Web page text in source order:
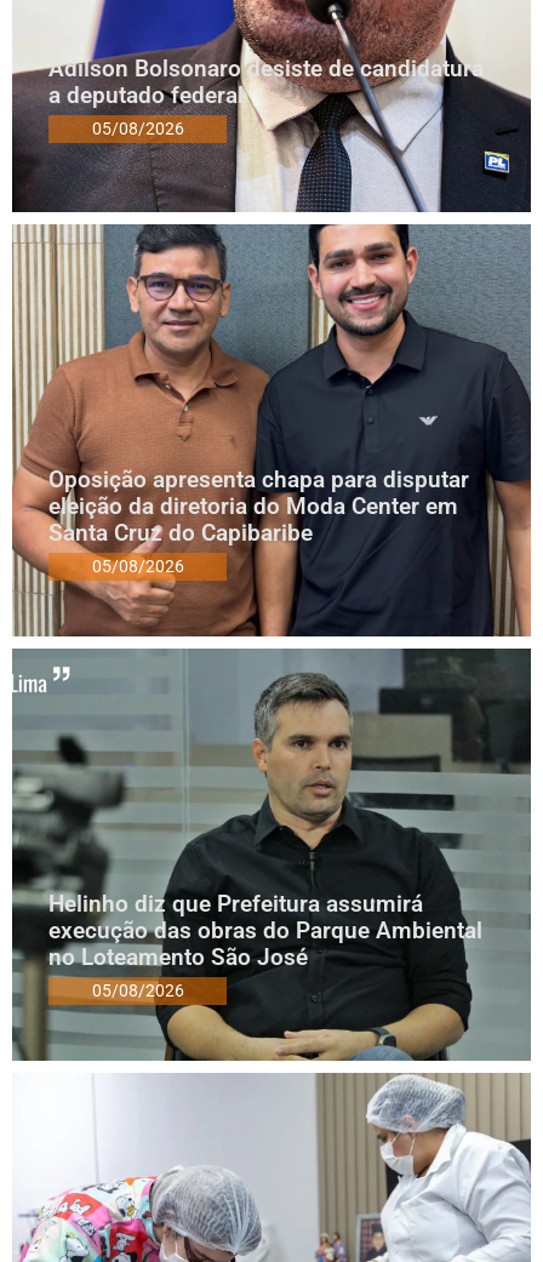
Adilson Bolsonaro desiste de candidatura
a deputado federal
05/08/2026
Oposição apresenta chapa para disputar
eleição da diretoria do Moda Center em
Santa Cruz do Capibaribe
05/08/2026
Helinho diz que Prefeitura assumirá
execução das obras do Parque Ambiental
no Loteamento São José
05/08/2026